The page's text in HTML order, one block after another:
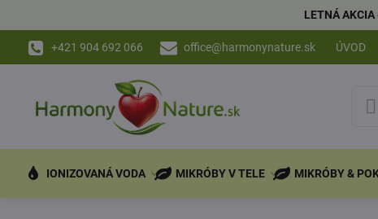
LETNÁ AKCIA
+421 904 692 066 office@harmonynature.sk ÚVOD
IONIZOVANÁ VODA MIKRÓBY V TELE MIKRÓBY &